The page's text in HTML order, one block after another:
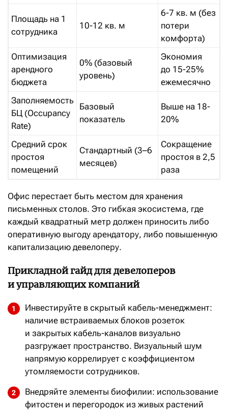
Площадь на 1
сотрудника
10-12 кв. м
6-7 кв. м (без
потери
комфорта)
Оптимизация
арендного
бюджета
0% (базовый
уровень)
Экономия
до 15-25%
ежемесячно
Заполняемость
БЦ (Occupancy
Rate)
Базовый
показатель
Выше на 18-
20%
Средний срок
простоя
помещений
Стандартный (3–6
месяцев)
Сокращение
простоя в 2,5
раза
Офис перестает быть местом для хранения
письменных столов. Это гибкая экосистема, где
каждый квадратный метр должен приносить либо
оперативную выгоду арендатору, либо повышенную
капитализацию девелоперу.
Прикладной гайд для девелоперов
и управляющих компаний
Инвестируйте в скрытый кабель-менеджмент:
наличие встраиваемых блоков розеток
и закрытых кабель-каналов визуально
разгружает пространство. Визуальный шум
напрямую коррелирует с коэффициентом
утомляемости сотрудников.
Внедряйте элементы биофилии: использование
фитостен и перегородок из живых растений